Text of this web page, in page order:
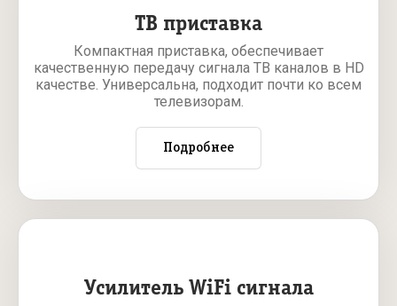
ТВ приставка
Компактная приставка, обеспечивает
качественную передачу сигнала ТВ каналов в HD
качестве. Универсальна, подходит почти ко всем
телевизорам.
Подробнее
Усилитель WiFi сигнала